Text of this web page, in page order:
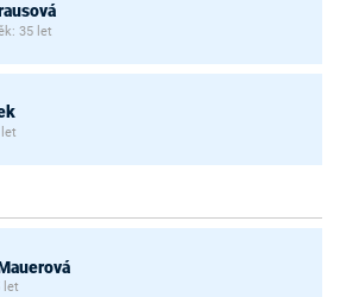
35 let
let